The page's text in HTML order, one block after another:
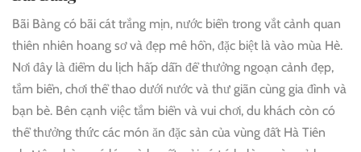
Bãi Bàng có bãi cát trắng mịn, nước biển trong vắt cảnh quan
thiên nhiên hoang sơ và đẹp mê hồn, đặc biệt là vào mùa Hè.
Nơi đây là điểm du lịch hấp dẫn để thưởng ngoạn cảnh đẹp,
tắm biển, chơi thể thao dưới nước và thư giãn cùng gia đình và
bạn bè. Bên cạnh việc tắm biển và vui chơi, du khách còn có
thể thưởng thức các món ăn đặc sản của vùng đất Hà Tiên